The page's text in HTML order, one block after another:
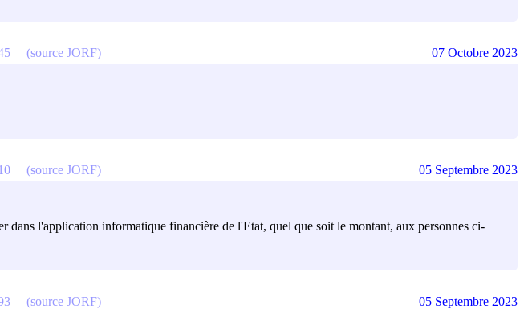
(source JORF) 07 Octobre 2023
dans l'application informatique financière de l'Etat, quel que soit le montant, aux personnes ci-
(source JORF) 05 Septembre 2023
(source JORF) 05 Septembre 2023